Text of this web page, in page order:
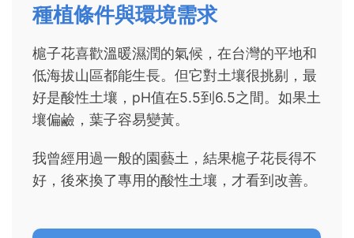
種植條件與環境需求
槴子花喜歡溫暖濕潤的氣候，在台灣的平地和
低海拔山區都能生長。但它對土壤很挑剔，最
好是酸性土壤，pH值在5.5到6.5之間。如果土
壤偏鹼，葉子容易變黃。
我曾經用過一般的園藝土，結果槴子花長得不
好，後來換了專用的酸性土壤，才看到改善。